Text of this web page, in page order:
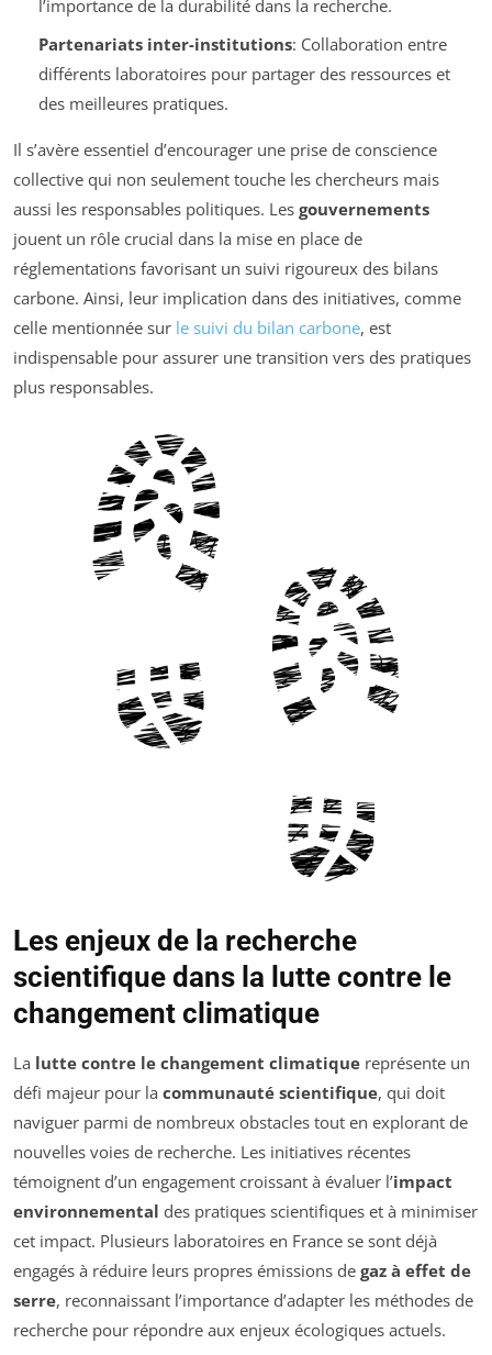
l’importance de la durabilité dans la recherche.
Partenariats inter-institutions: Collaboration entre
différents laboratoires pour partager des ressources et
des meilleures pratiques.
Il s’avère essentiel d’encourager une prise de conscience
collective qui non seulement touche les chercheurs mais
aussi les responsables politiques. Les gouvernements
jouent un rôle crucial dans la mise en place de
réglementations favorisant un suivi rigoureux des bilans
carbone. Ainsi, leur implication dans des initiatives, comme
celle mentionnée sur le suivi du bilan carbone, est
indispensable pour assurer une transition vers des pratiques
plus responsables.
Les enjeux de la recherche
scientifique dans la lutte contre le
changement climatique
La lutte contre le changement climatique représente un
défi majeur pour la communauté scientifique, qui doit
naviguer parmi de nombreux obstacles tout en explorant de
nouvelles voies de recherche. Les initiatives récentes
témoignent d’un engagement croissant à évaluer l’impact
environnemental des pratiques scientifiques et à minimiser
cet impact. Plusieurs laboratoires en France se sont déjà
engagés à réduire leurs propres émissions de gaz à effet de
serre, reconnaissant l’importance d’adapter les méthodes de
recherche pour répondre aux enjeux écologiques actuels.